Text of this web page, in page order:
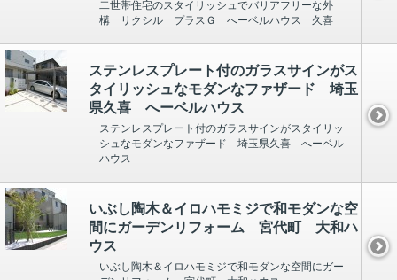
二世帯住宅のスタイリッシュでバリアフリーな外
構 リクシル プラスＧ へーベルハウス 久喜
ステンレスプレート付のガラスサインがス
タイリッシュなモダンなファザード 埼玉
県久喜 へーベルハウス
ステンレスプレート付のガラスサインがスタイリッ
シュなモダンなファザード 埼玉県久喜 へーベル
ハウス
いぶし陶木＆イロハモミジで和モダンな空
間にガーデンリフォーム 宮代町 大和ハ
ウス
いぶし陶木＆イロハモミジで和モダンな空間にガー